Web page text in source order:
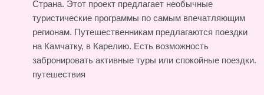
Страна. Этот проект предлагает необычные
туристические программы по самым впечатляющим
регионам. Путешественникам предлагаются поездки
на Камчатку, в Карелию. Есть возможность
забронировать активные туры или спокойные поездки.
путешествия